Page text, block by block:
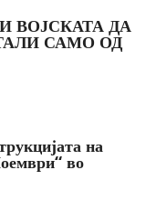
ВОЈСКАТА ДА
САМО ОД
на
во